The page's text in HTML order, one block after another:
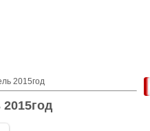
2015год